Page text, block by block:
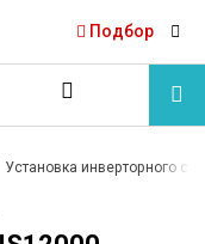
Подбор
Установка инверторного